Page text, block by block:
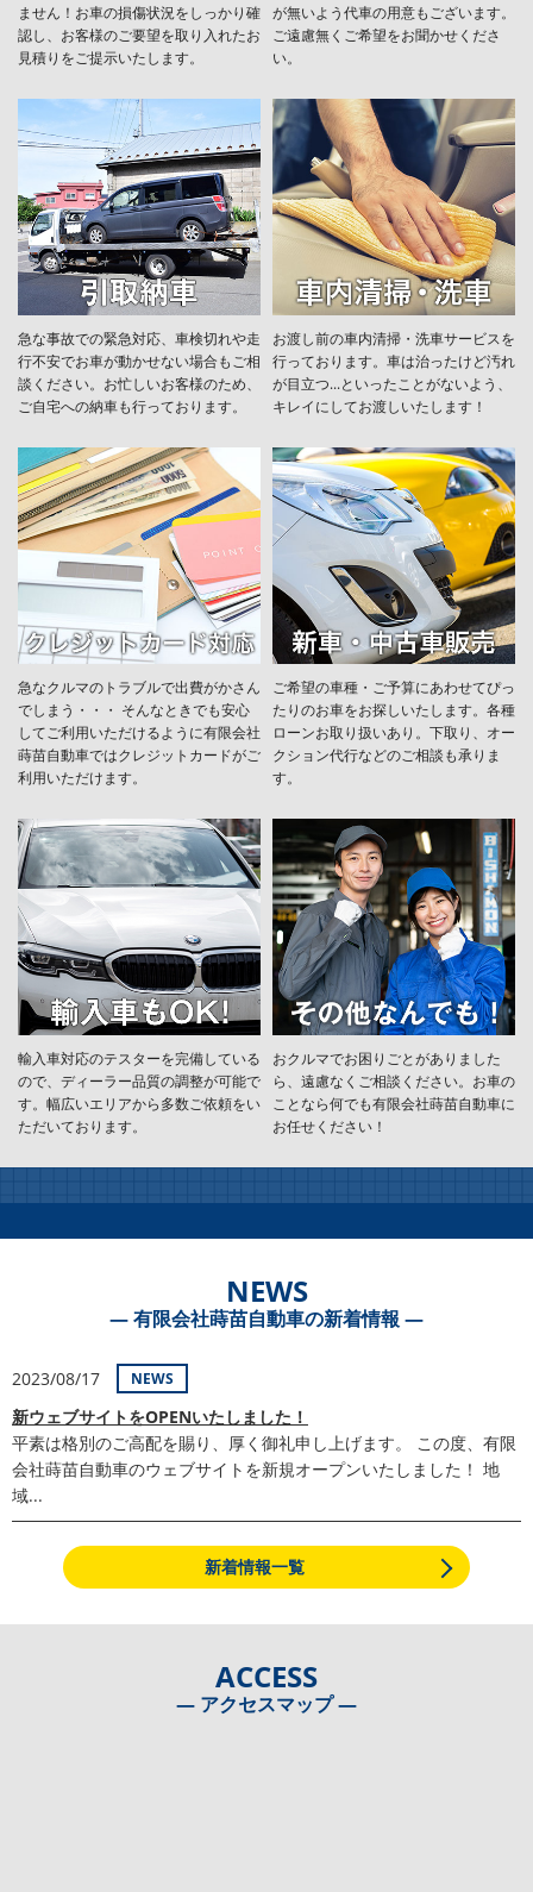
ません！お車の損傷状況をしっかり確
認し、お客様のご要望を取り入れたお
見積りをご提示いたします。
が無いよう代車の用意もございます。
ご遠慮無くご希望をお聞かせくださ
い。
急な事故での緊急対応、車検切れや走
行不安でお車が動かせない場合もご相
談ください。お忙しいお客様のため、
ご自宅への納車も行っております。
お渡し前の車内清掃・洗車サービスを
行っております。車は治ったけど汚れ
が目立つ...といったことがないよう、
キレイにしてお渡しいたします！
急なクルマのトラブルで出費がかさん
でしまう・・・ そんなときでも安心
してご利用いただけるように有限会社
蒔苗自動車ではクレジットカードがご
利用いただけます。
ご希望の車種・ご予算にあわせてぴっ
たりのお車をお探しいたします。各種
ローンお取り扱いあり。下取り、オー
クション代行などのご相談も承りま
す。
輸入車対応のテスターを完備している
ので、ディーラー品質の調整が可能で
す。幅広いエリアから多数ご依頼をい
ただいております。
おクルマでお困りごとがありました
ら、遠慮なくご相談ください。お車の
ことなら何でも有限会社蒔苗自動車に
お任せください！
NEWS
― 有限会社蒔苗自動車の新着情報 ―
2023/08/17 NEWS
新ウェブサイトをOPENいたしました！
平素は格別のご高配を賜り、厚く御礼申し上げます。 この度、有限
会社蒔苗自動車のウェブサイトを新規オープンいたしました！ 地
域...
新着情報一覧
ACCESS
― アクセスマップ ―